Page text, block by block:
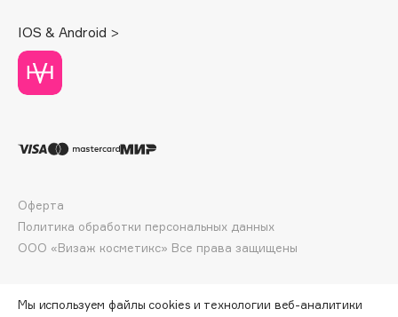
EGG
EGIA
Eigshow
Elie Saab
EMBRACE Haircare
Emmanuelle Jane
Erborian
IOS & Android >
ООО «Визаж косметикс» Все права защищены
Оферта
Политика обработки персональных данных
Мы используем файлы cookies и технологии веб-аналитики